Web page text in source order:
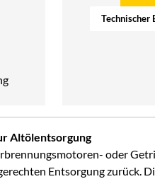
Technischer
Altölentsorgung
oder
Entsorgung zurück.